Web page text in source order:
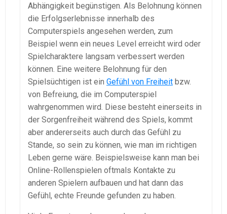
Abhängigkeit begünstigen. Als Belohnung können
die Erfolgserlebnisse innerhalb des
Computerspiels angesehen werden, zum
Beispiel wenn ein neues Level erreicht wird oder
Spielcharaktere langsam verbessert werden
können. Eine weitere Belohnung für den
Spielsüchtigen ist ein Gefühl von Freiheit bzw.
von Befreiung, die im Computerspiel
wahrgenommen wird. Diese besteht einerseits in
der Sorgenfreiheit während des Spiels, kommt
aber andererseits auch durch das Gefühl zu
Stande, so sein zu können, wie man im richtigen
Leben gerne wäre. Beispielsweise kann man bei
Online-Rollenspielen oftmals Kontakte zu
anderen Spielern aufbauen und hat dann das
Gefühl, echte Freunde gefunden zu haben.